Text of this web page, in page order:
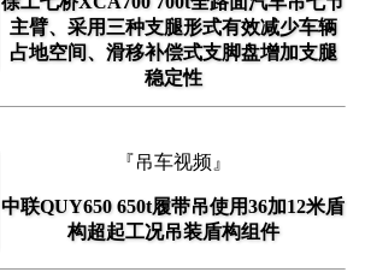
主臂、采用三种支腿形式有效减少车辆
占地空间、滑移补偿式支脚盘增加支腿
稳定性
『吊车视频』
中联QUY650 650t履带吊使用36加12米盾
构超起工况吊装盾构组件